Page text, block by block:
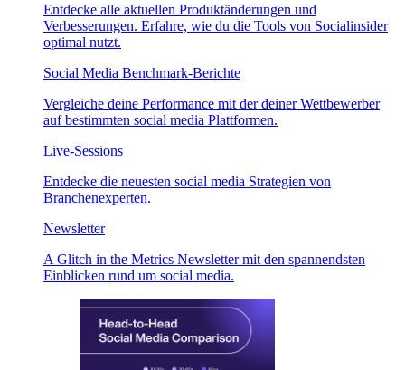
Entdecke alle aktuellen Produktänderungen und
Verbesserungen. Erfahre, wie du die Tools von Socialinsider
optimal nutzt.
Social Media Benchmark-Berichte
Vergleiche deine Performance mit der deiner Wettbewerber
auf bestimmten social media Plattformen.
Live-Sessions
Entdecke die neuesten social media Strategien von
Branchenexperten.
Newsletter
A Glitch in the Metrics Newsletter mit den spannendsten
Einblicken rund um social media.